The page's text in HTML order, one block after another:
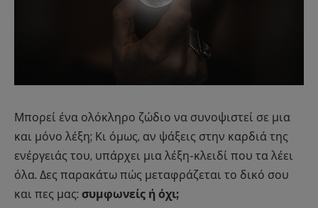
Μπορεί ένα ολόκληρο ζώδιο να συνοψιστεί σε μια
και μόνο λέξη; Κι όμως, αν ψάξεις στην καρδιά της
ενέργειάς του, υπάρχει μια λέξη-κλειδί που τα λέει
όλα. Δες παρακάτω πώς μεταφράζεται το δικό σου
και πες μας: συμφωνείς ή όχι;